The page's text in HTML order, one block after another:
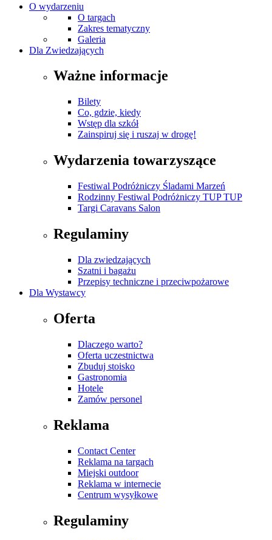
O wydarzeniu
O targach
Zakres tematyczny
Galeria
Dla Zwiedzających
Ważne informacje
Bilety
Co, gdzie, kiedy
Wstęp dla szkół
Zainspiruj się i ruszaj w drogę!
Wydarzenia towarzyszące
Festiwal Podróżniczy Śladami Marzeń
Rodzinny Festiwal Podróżniczy TUP TUP
Targi Caravans Salon
Regulaminy
Dla zwiedzających
Szatni i bagażu
Przepisy techniczne i przeciwpożarowe
Dla Wystawcy
Oferta
Dlaczego warto?
Oferta uczestnictwa
Zbuduj stoisko
Gastronomia
Hotele
Zamów personel
Reklama
Contact Center
Reklama na targach
Miejski outdoor
Reklama w internecie
Centrum wysyłkowe
Regulaminy